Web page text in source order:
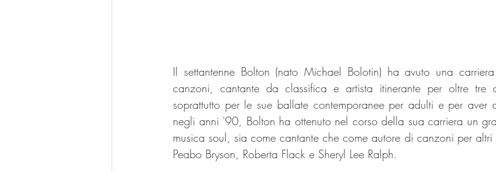
Il settantenne Bolton (nato Michael Bolotin) ha avuto una
canzoni, cantante da classifica e artista itinerante per oltre tre
soprattutto per le sue ballate contemporanee per adulti e per aver
negli anni '90, Bolton ha ottenuto nel corso della sua carriera un
musica soul, sia come cantante che come autore di canzoni per
Peabo Bryson, Roberta Flack e Sheryl Lee Ralph.